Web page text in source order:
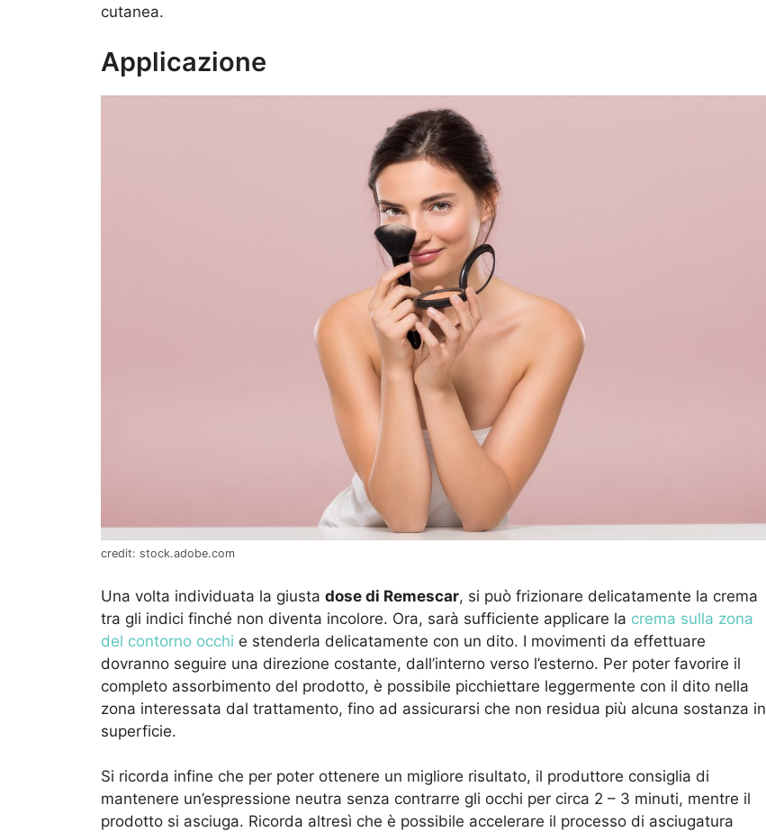
cutanea.
Applicazione
credit: stock.adobe.com
Una volta individuata la giusta dose di Remescar, si può frizionare delicatamente la crema
tra gli indici finché non diventa incolore. Ora, sarà sufficiente applicare la crema sulla zona
del contorno occhi e stenderla delicatamente con un dito. I movimenti da effettuare
dovranno seguire una direzione costante, dall’interno verso l’esterno. Per poter favorire il
completo assorbimento del prodotto, è possibile picchiettare leggermente con il dito nella
zona interessata dal trattamento, fino ad assicurarsi che non residua più alcuna sostanza in
superficie.
Si ricorda infine che per poter ottenere un migliore risultato, il produttore consiglia di
mantenere un’espressione neutra senza contrarre gli occhi per circa 2 – 3 minuti, mentre il
prodotto si asciuga. Ricorda altresì che è possibile accelerare il processo di asciugatura